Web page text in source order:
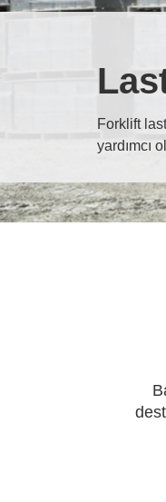
Forklift
yardımcı